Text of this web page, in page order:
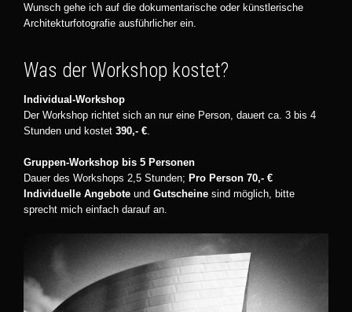
Wunsch gehe ich auf die dokumentarische oder künstlerische
Architekturfotografie ausführlicher ein.
Was der Workshop kostet?
Individual-Workshop
Der Workshop richtet sich an nur eine Person, dauert ca. 3 bis 4
Stunden und kostet 390,- €
Gruppen-Workshop bis 5 Personen
Dauer des Workshops 2,5 Stunden; Pro Person 70,- €
Individuelle Angebote und Gutscheine sind möglich, bitte
sprecht mich einfach darauf an.